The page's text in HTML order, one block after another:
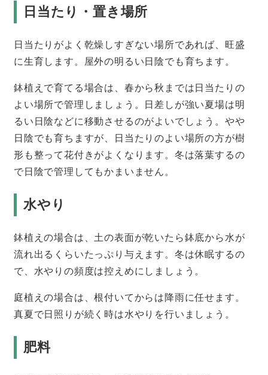
日当たり・置き場所
日当たりがよく乾燥しすぎない場所であれば、旺盛
に生育します。屋外の明るい日陰でも育ちます。
鉢植えで育てる場合は、春から秋までは日当たりの
よい場所で管理しましょう。日差しが強い夏場は明
るい日陰などに移動させるのがよいでしょう。やや
日陰でも育ちますが、日当たりのよい場所の方が樹
形も整って花付きがよくなります。冬は落葉するの
で日陰で管理してもかまいません。
水やり
鉢植えの場合は、土の表面が乾いたら鉢底から水が
流れ出るくらいたっぷり与えます。冬は休眠するの
で、水やりの頻度は控えめにしましょう。
庭植えの場合は、根付いてからは降雨に任せます。
真夏で日照りが続く時は水やりを行いましょう。
肥料